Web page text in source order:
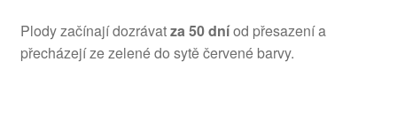
Plody začínají dozrávatza 50 dníod přesazení a
přecházejí ze zelené do sytě červené barvy.